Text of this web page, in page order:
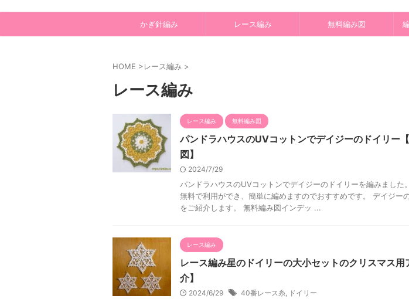
かぎ針編み レース編み 無料編み図
HOME >レース編み >
レース編み
レース編み 無料編み図
パンドラハウスのUVコットンでデイジーのドイリー
図】
2024/7/29
パンドラハウスのUVコットンでデイジーのドイリーを編みました
無料で利用ができ、簡単に編めますのでおすすめです。 デイジー
をご紹介します。 無料編み図インデッ ...
レース編み
レース編み星のドイリーの大小セットのクリスマス用
介】
2024/6/29 40番レース糸, ドイリー